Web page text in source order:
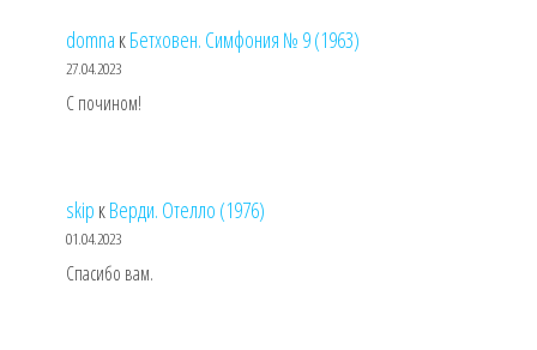
domna кБетховен. Симфония № 9 (1963)
27.04.2023
С почином!
skip кВерди. Отелло (1976)
01.04.2023
Спасибо вам.